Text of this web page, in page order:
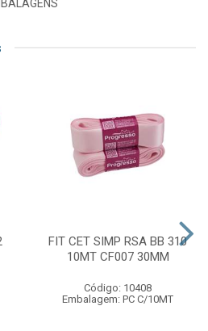
FIT CET SIMP RSA BB 310
10MT CF007 30MM
Código: 10408
Embalagem: PC C/10MT